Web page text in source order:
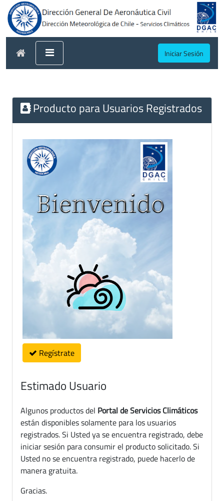
Iniciar Sesión
Producto para Usuarios Registrados
Regístrate
Estimado Usuario
Algunos productos del Portal de Servicios Climáticos
están disponibles solamente para los usuarios
registrados. Si Usted ya se encuentra registrado, debe
iniciar sesión para consumir el producto solicitado. Si
Usted no se encuentra registrado, puede hacerlo de
manera gratuita.
Gracias.